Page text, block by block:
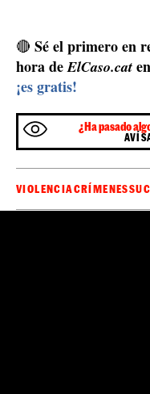
🔴 Sé el primero en
hora deElCaso.cat
¡es gratis!
¿Ha pasado
VIOLENCIACRÍMENES